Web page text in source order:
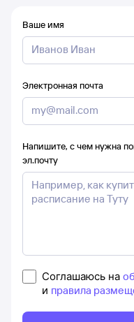
Ваше имя
Электронная почта
Напишите, с чем нужна
эл.почту
Соглашаюсь на
и правила